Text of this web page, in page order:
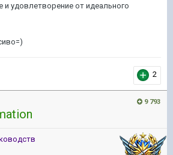
и удовлетворение от идеального
2
9 793